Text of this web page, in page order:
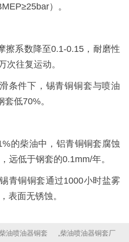
）。
擦系数降至0.1-0.15，耐磨性
次往复运动。
条件下，锡青铜铜套与喷油
低70%。
的柴油中，铝青铜铜套腐蚀
远低于钢套的0.1mm/年。
青铜铜套通过1000小时盐雾
表面无锈蚀。
柴油喷油器铜套 ,柴油喷油器铜套厂